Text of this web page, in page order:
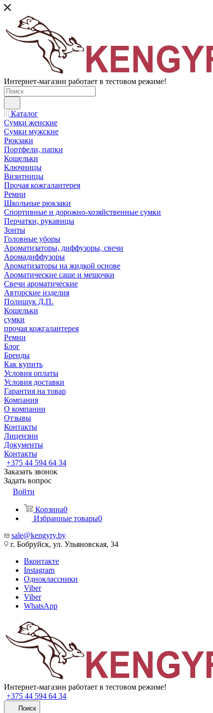
Интернет-магазин работает в тестовом режиме!
Каталог
Сумки женские
Сумки мужские
Рюкзаки
Портфели, папки
Кошельки
Ключницы
Визитницы
Прочая кожгалантерея
Ремни
Школьные рюкзаки
Спортивные и дорожно-хозяйственные сумки
Перчатки, рукавицы
Зонты
Головные уборы
Ароматизаторы, диффузоры, свечи
Аромадиффузоры
Ароматизаторы на жидкой основе
Ароматические саше и мешочки
Свечи ароматические
Авторские изделия
Полищук Д.П.
Кошельки
сумки
прочая кожгалантерея
Ремни
Блог
Бренды
Как купить
Условия оплаты
Условия доставки
Гарантия на товар
Компания
О компании
Отзывы
Контакты
Лицензии
Документы
Контакты
+375 44 594 64 34
Заказать звонок
Задать вопрос
Войти
Корзина0
Избранные товары0
sale@kengyry.by
г. Бобруйск, ул. Ульяновская, 34
Вконтакте
Instagram
Одноклассники
Viber
Viber
WhatsApp
Интернет-магазин работает в тестовом режиме!
+375 44 594 64 34
Поиск